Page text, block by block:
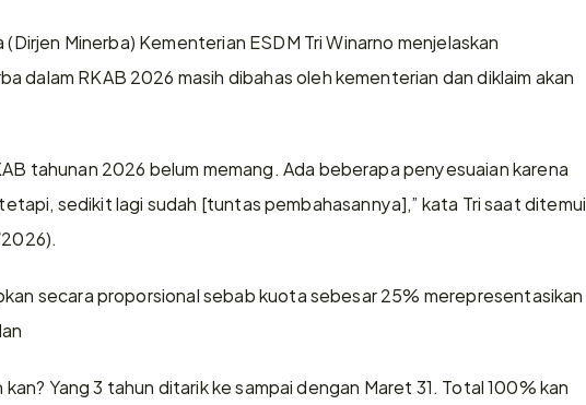
Minerba) Kementerian ESDM Tri Winarno menjelaskan
dalam RKAB 2026 masih dibahas oleh kementerian dan diklaim akan
tahunan 2026 belum memang. Ada beberapa penyesuaian karena
sedikit lagi sudah [tuntas pembahasannya],” kata Tri saat ditemui
secara proporsional sebab kuota sebesar 25% merepresentasikan
Yang 3 tahun ditarik ke sampai dengan Maret 31. Total 100% kan